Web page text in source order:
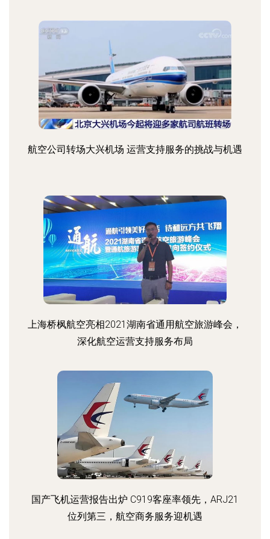
航空公司转场大兴机场 运营支持服务的挑战与机遇
上海桥枫航空亮相2021湖南省通用航空旅游峰会，
深化航空运营支持服务布局
国产飞机运营报告出炉 C919客座率领先，ARJ21
位列第三，航空商务服务迎机遇